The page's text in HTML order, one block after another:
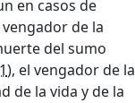
en casos de
de la
del sumo
), el vengador de la
de la vida y de la